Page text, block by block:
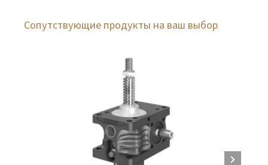
Сопутствующие продукты на ваш выбор